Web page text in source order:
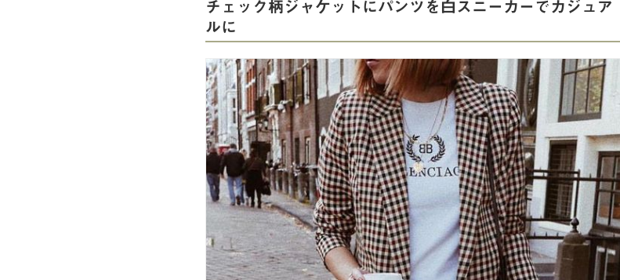
チェック柄ジャケットにパンツを白スニーカーでカジュア
ルに